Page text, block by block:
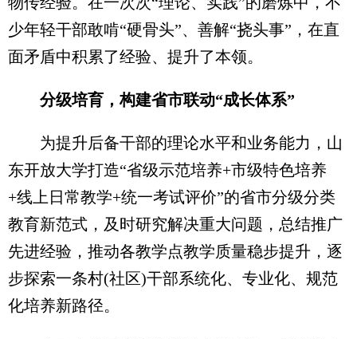
少年轻干部敢啃“硬骨头”、善解“挠头事”，在直
面矛盾中积累了经验、提升了本领。
分级培育，构建省市联动“成长体系”
为提升后备干部的理论水平和业务能力，山
东开放大学打造“省级示范培养+市级特色培养
+线上日常教学+统一考试评价”的省市分级分类
教育新范式，及时研究解决重大问题，总结推广
先进经验，推动各教学点教学质量稳步提升，逐
步探索一条村(社区)干部系统化、专业化、规范
化培养新路径。